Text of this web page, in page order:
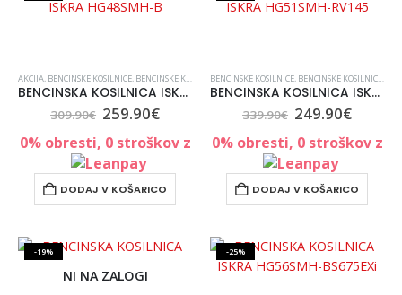
AKCIJA, BENCINSKE KOSILNICE, BENCINSKE KOSILNICE ,KOSILNICE,KOSILNICE, VRT IN ORODJE,VRT IN
BENCINSKA KOSILNICA ISKRA HG48SMH-B
309.90€ 259.90€
0% obresti, 0 stroškov z
DODAJ V KOŠARICO
BENCINSKE KOSILNICE, BENCINSKE KOSILNICE ,
BENCINSKA KOSILNICA ISKRA HG51SMH-RV145
339.90€ 249.90€
0% obresti, 0 stroškov z
DODAJ V KOŠARICO
-19%
NI NA ZALOGI
-25%